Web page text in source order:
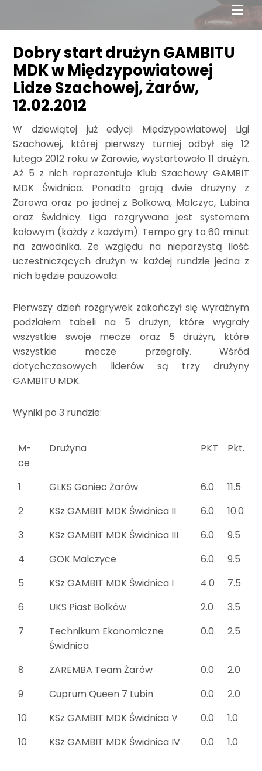
Dobry start drużyn GAMBITU
MDK w Międzypowiatowej
Lidze Szachowej, Żarów,
12.02.2012
W dziewiątej już edycji Międzypowiatowej Ligi
Szachowej, której pierwszy turniej odbył się 12
lutego 2012 roku w Żarowie, wystartowało 11 drużyn.
Aż 5 z nich reprezentuje Klub Szachowy GAMBIT
MDK Świdnica. Ponadto grają dwie drużyny z
Żarowa oraz po jednej z Bolkowa, Malczyc, Lubina
oraz Świdnicy. Liga rozgrywana jest systemem
kołowym (każdy z każdym). Tempo gry to 60 minut
na zawodnika. Ze względu na nieparzystą ilość
uczestniczących drużyn w każdej rundzie jedna z
nich będzie pauzowała.
Pierwszy dzień rozgrywek zakończył się wyraźnym
podziałem tabeli na 5 drużyn, które wygrały
wszystkie swoje mecze oraz 5 drużyn, które
wszystkie mecze przegrały. Wśród
dotychczasowych liderów są trzy drużyny
GAMBITU MDK.
Wyniki po 3 rundzie:
M-
ce
Drużyna PKT Pkt.
1 GLKS Goniec Żarów 6.0
11.5
2
KSz GAMBIT MDK Świdnica II 6.0
10.0
3
KSz GAMBIT MDK Świdnica III 6.0
9.5
4
GOK Malczyce 6.0
9.5
5
KSz GAMBIT MDK Świdnica I 4.0
7.5
6
UKS Piast Bolków 2.0
3.5
7
Technikum Ekonomiczne
Świdnica
0.0 2.5
8 ZAREMBA Team Żarów 0.0
2.0
9
Cuprum Queen 7 Lubin 0.0
2.0
10
KSz GAMBIT MDK Świdnica V 0.0
1.0
10
KSz GAMBIT MDK Świdnica IV 0.0 1.0